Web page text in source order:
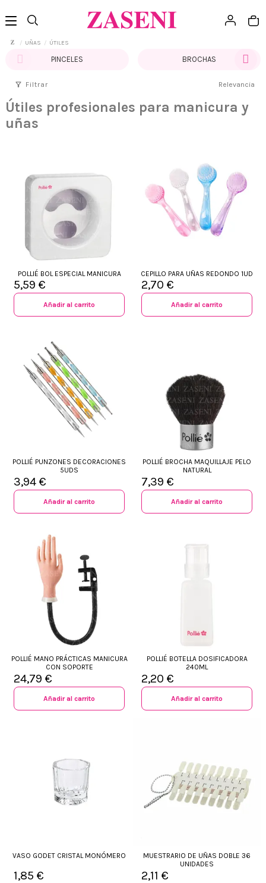
UÑAS ÚTILES
PINCELES BROCHAS
filter_alt Filtrar Relevancia
Útiles profesionales para manicura y
uñas
POLLIÉ BOL ESPECIAL MANICURA
5,59 €
Añadir al carrito
CEPILLO PARA UÑAS REDONDO 1UD
2,70 €
Añadir al carrito
POLLIÉ PUNZONES DECORACIONES
5UDS
3,94 €
Añadir al carrito
POLLIÉ BROCHA MAQUILLAJE PELO
NATURAL
7,39 €
Añadir al carrito
POLLIÉ MANO PRÁCTICAS MANICURA
CON SOPORTE
24,79 €
Añadir al carrito
POLLIÉ BOTELLA DOSIFICADORA
240ML
2,20 €
Añadir al carrito
VASO GODET CRISTAL MONÓMERO
1,85 €
MUESTRARIO DE UÑAS DOBLE 36
UNIDADES
2,11 €